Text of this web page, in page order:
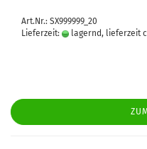
Art.Nr.: SX999999_20
Lieferzeit:
lagernd, lieferzeit